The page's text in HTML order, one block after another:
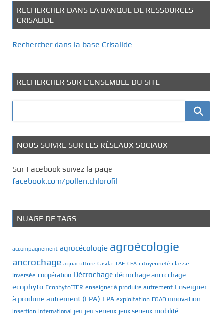
RECHERCHER DANS LA BANQUE DE RESSOURCES
CRISALIDE
Rechercher dans la base Crisalide
RECHERCHER SUR L’ENSEMBLE DU SITE
NOUS SUIVRE SUR LES RÉSEAUX SOCIAUX
Sur Facebook suivez la page
facebook.com/pollen.chlorofil
NUAGE DE TAGS
accompagnement agrocécologie agroécologie
ancrochage aquaculture Casdar TAE CFA citoyenneté classe
inversée coopération Décrochage décrochage ancrochage
ecophyto Ecophyto’TER enseigner à produire autrement Enseigner
à produire autrement (EPA) EPA exploitation FOAD innovation
insertion international jeu jeu serieux jeux serieux mobilité